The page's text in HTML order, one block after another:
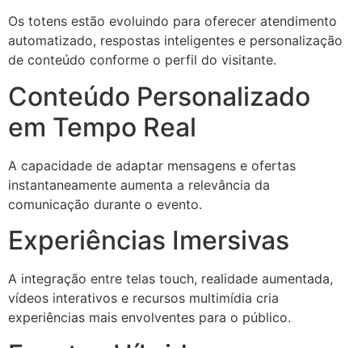
Os totens estão evoluindo para oferecer atendimento
automatizado, respostas inteligentes e personalização
de conteúdo conforme o perfil do visitante.
Conteúdo Personalizado
em Tempo Real
A capacidade de adaptar mensagens e ofertas
instantaneamente aumenta a relevância da
comunicação durante o evento.
Experiências Imersivas
A integração entre telas touch, realidade aumentada,
vídeos interativos e recursos multimídia cria
experiências mais envolventes para o público.